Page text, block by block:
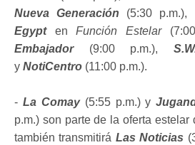
Nueva Generación (5:30 p.m.),
EgyptenFunción Estelar
Embajador(9:00 p.m.),
y NotiCentro (11:00 p.m.).
- La Comay(5:55 p.m.) y
p.m.) son parte de la oferta estelar
también transmitirá Las Noticias